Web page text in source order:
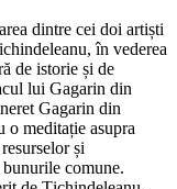
dintre cei doi artiști
în vederea
de istorie și de
lui Gagarin din
Gagarin din
o meditație asupra
și
comune.